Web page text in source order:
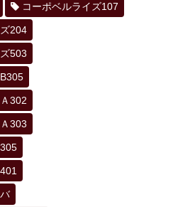
コーポベルライズ107
204
503
302
303